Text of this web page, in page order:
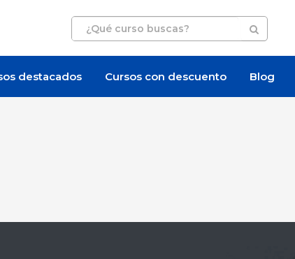
destacados Cursos con descuento Blog